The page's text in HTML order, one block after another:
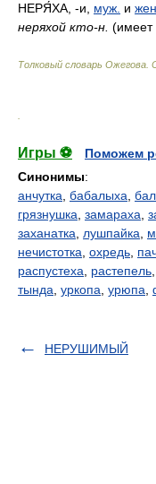
НЕРЯ́ХА , -и, муж. и жен.
неряхой кто-н. (имеет
Толковый словарь Ожегова
Игры ⚽
Поможем
Синонимы:
анчутка бабалыха
грязнушка замараха
заханатка
лушпайка
нечистотка охредь
распустеха
растепель
тында уркопа урюпа
НЕРУШИМЫЙ